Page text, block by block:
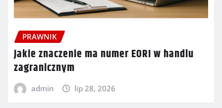
PRAWNIK
Jakie znaczenie ma numer EORI w handlu
zagranicznym
admin lip 28, 2026